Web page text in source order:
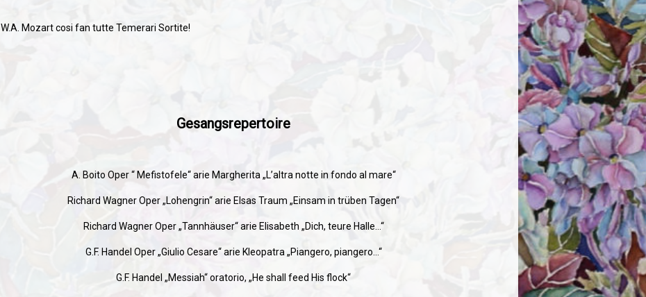
W.A. Mozart cosi fan tutte Temerari Sortite!
Gesangsrepertoire
A. Boito Oper “ Mefistofele“ arie Margherita „L’altra notte in fondo al mare“
Richard Wagner Oper „Lohengrin“ arie Elsas Traum „Einsam in trüben Tagen“
Richard Wagner Oper „Tannhäuser“ arie Elisabeth „Dich, teure Halle…“
G.F. Handel Oper „Giulio Cesare“ arie Kleopatra „Piangero, piangero…“
G.F. Handel „Messiah“ oratorio, „He shall feed His flock“